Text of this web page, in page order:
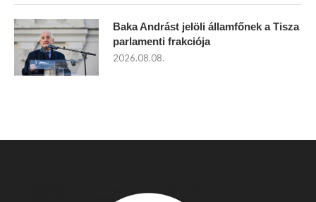
Baka Andrást jelöli államfőnek a Tisza
parlamenti frakciója
2026.08.08.